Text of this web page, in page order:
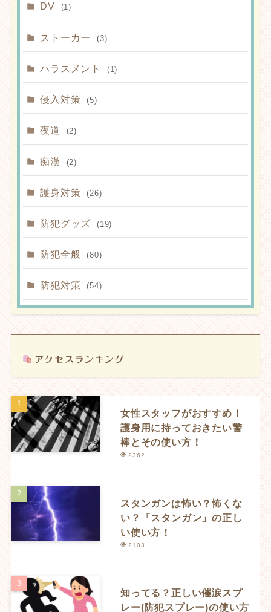
DV (1)
ストーカー (3)
ハラスメント (1)
侵入対策 (5)
夜道 (2)
痴漢 (2)
護身対策 (26)
防犯グッズ (19)
防犯全般 (80)
防犯対策 (54)
女性スタッフがおすすめ！
護身用に持っておきたい警
棒とその使い方！
2362
スタンガンは怖い？怖くな
い？「スタンガン」の正し
い使い方！
2103
知ってる？正しい催涙スプ
レー(防犯スプレー)の使い方